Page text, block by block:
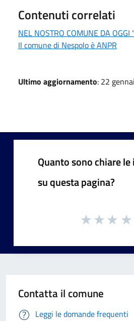
Contenuti correlati
NEL NOSTRO COMUNE DA
Il comune di Nespolo è ANPR
Ultimo aggiornamento: 22
Quanto sono chiare
su questa pagina?
Contatta il comune
Leggi le domande frequenti